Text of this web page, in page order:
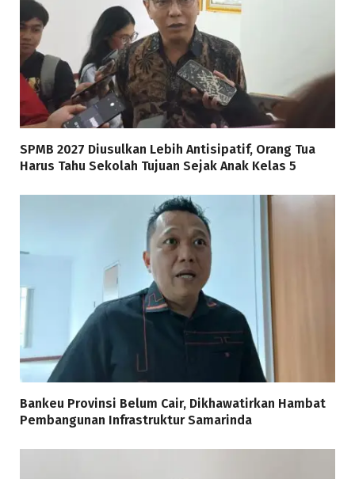
SPMB 2027 Diusulkan Lebih Antisipatif, Orang Tua
Harus Tahu Sekolah Tujuan Sejak Anak Kelas 5
Bankeu Provinsi Belum Cair, Dikhawatirkan Hambat
Pembangunan Infrastruktur Samarinda